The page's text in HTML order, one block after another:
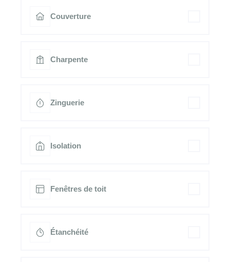
Couverture
Charpente
Zinguerie
Isolation
Fenêtres de toit
Étanchéité